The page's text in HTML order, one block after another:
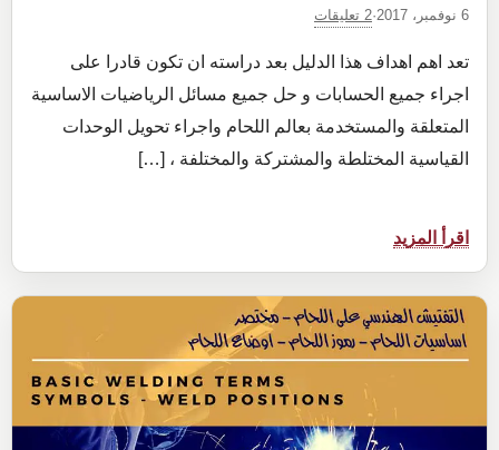
6 نوفمبر، 2017 ·2 تعليقات
تعد اهم اهداف هذا الدليل بعد دراسته ان تكون قادرا على
اجراء جميع الحسابات و حل جميع مسائل الرياضيات الاساسية
المتعلقة والمستخدمة بعالم اللحام واجراء تحويل الوحدات
القياسية المختلطة والمشتركة والمختلفة ، […]
اقرأ المزيد
دليل
الرياضيات
وتحويل
وحدات
القياس
الدولية